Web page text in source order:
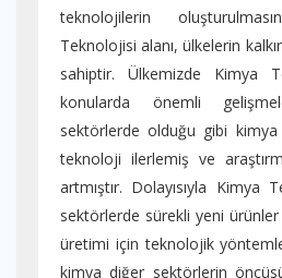
teknolojilerin
Teknolojisi alanı, ülkelerin
sahiptir. Ülkemizde Kimya
konularda önemli
sektörlerde olduğu gibi kimya
teknoloji ilerlemiş ve
artmıştır. Dolayısıyla Kimya
sektörlerde sürekli yeni ürünler
üretimi için teknolojik
kimya diğer sektörlerin